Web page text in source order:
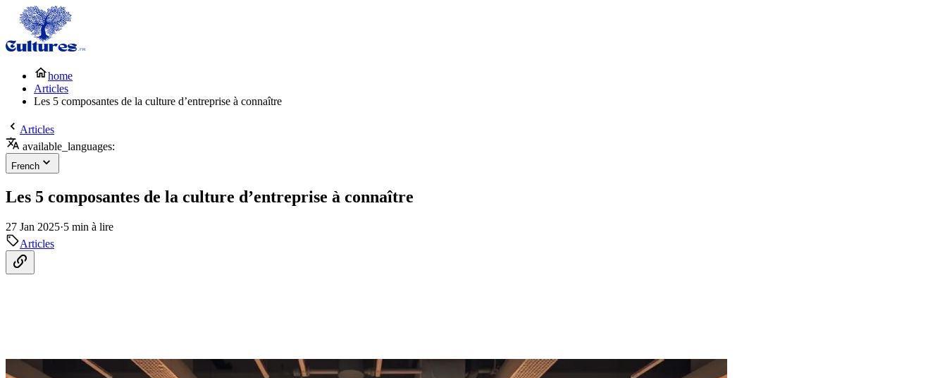
home
Articles
Les 5 composantes de la culture d’entreprise à connaître
Articles
available_languages:
French
Les 5 composantes de la culture d’entreprise à connaître
27 Jan 2025·5 min à lire
Articles